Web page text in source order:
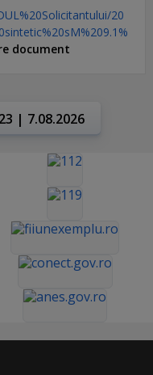
20
document
| 7.08.2026